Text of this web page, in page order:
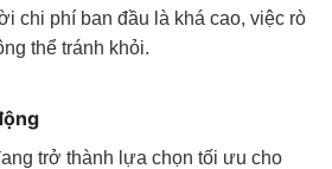
chi phí ban đầu là khá cao, việc rò
thể tránh khỏi.
trở thành lựa chọn tối ưu cho